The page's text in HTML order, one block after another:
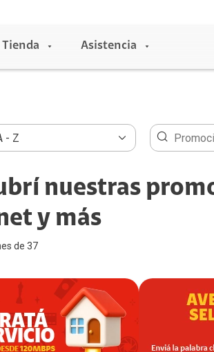
Entretenimiento
Claro música
Claro video
HBO Max
Tienda Asistencia
nuestras
y más
de 37